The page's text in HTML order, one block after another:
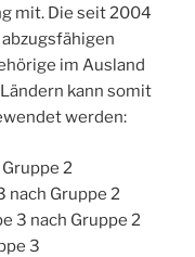
mit. Die seit 2004
im Ausland
kann somit
werden:
2
nach Gruppe 2
3 nach Gruppe 2
3